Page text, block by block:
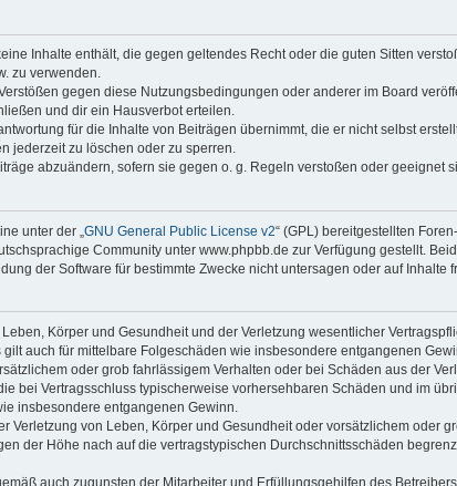
Inhalte enthält, die gegen geltendes Recht oder die guten Sitten
zu verwenden.
gegen diese Nutzungsbedingungen oder anderer im Board
und dir ein Hausverbot erteilen.
für die Inhalte von Beiträgen übernimmt, die er nicht selbst
jederzeit zu löschen oder zu sperren.
abzuändern, sofern sie gegen o. g. Regeln verstoßen oder geeignet
unter der „ GNU General Public License v2“ (GPL) bereitgestellten
Community unter www.phpbb.de zur Verfügung gestellt.
der Software für bestimmte Zwecke nicht untersagen oder auf Inhalte
Körper und Gesundheit und der Verletzung wesentlicher
auch für mittelbare Folgeschäden wie insbesondere entgangenen
oder grob fahrlässigem Verhalten oder bei Schäden aus der
bei Vertragsschluss typischerweise vorhersehbaren Schäden und im
insbesondere entgangenen Gewinn.
Verletzung von Leben, Körper und Gesundheit oder vorsätzlichem oder
der Höhe nach auf die vertragstypischen Durchschnittsschäden
auch zugunsten der Mitarbeiter und Erfüllungsgehilfen des Betreibers.